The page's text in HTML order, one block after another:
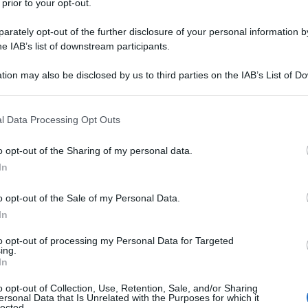
to your opt-out.
opt-out of the further disclosure of your personal information
IAB’s list of downstream participants.
may also be disclosed by us to third parties on the IAB’s List of
but not limited to your visit or usage behaviour. You may click
to Google and its third-party tags to use your data for below specified
consent section.
Data Processing Opt Outs
opt-out of the Sharing of my personal data.
opt-out of the Sale of my Personal Data.
opt-out of processing my Personal Data for Targeted
opt-out of Collection, Use, Retention, Sale, and/or Sharing
Data that Is Unrelated with the Purposes for which it